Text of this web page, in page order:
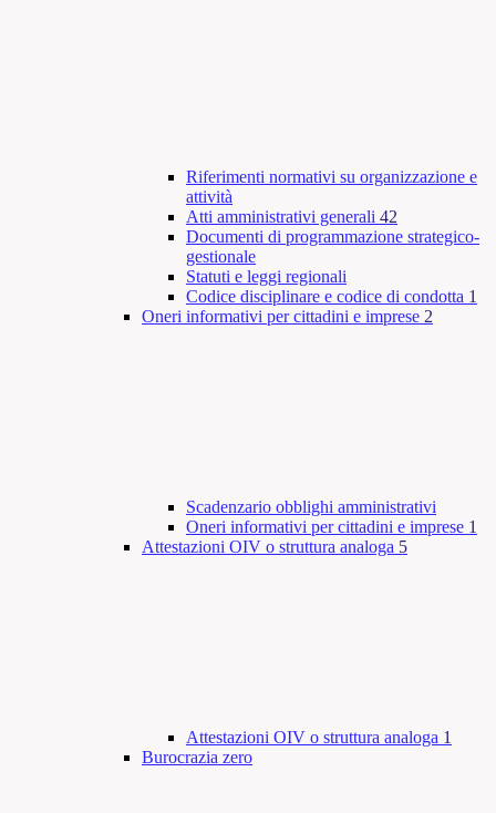
Riferimenti normativi su organizzazione e
attività
Atti amministrativi generali 42
Documenti di programmazione strategico-
gestionale
Statuti e leggi regionali
Codice disciplinare e codice di condotta 1
Oneri informativi per cittadini e imprese 2
Scadenzario obblighi amministrativi
Oneri informativi per cittadini e imprese 1
Attestazioni OIV o struttura analoga 5
Attestazioni OIV o struttura analoga 1
Burocrazia zero